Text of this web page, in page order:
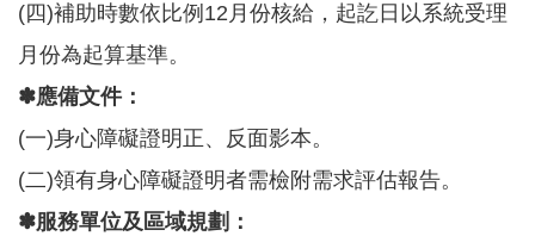
隱
私
政
網
站
安
(四)補助時數依比例12月份核給，起訖日以系統受理
月份為起算基準。
✽應備文件：
(一)身心障礙證明正、反面影本。
(二)領有身心障礙證明者需檢附需求評估報告。
✽服務單位及區域規劃：